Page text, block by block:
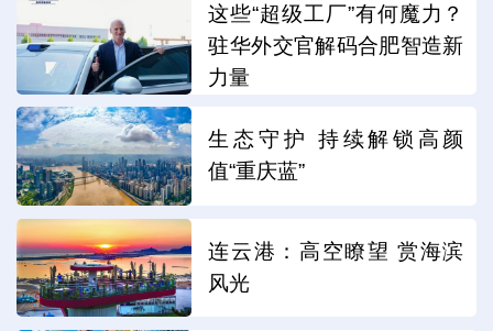
这些“超级工厂”有何魔力？
驻华外交官解码合肥智造新
力量
生态守护 持续解锁高颜
值“重庆蓝”
连云港：高空瞭望 赏海滨
风光